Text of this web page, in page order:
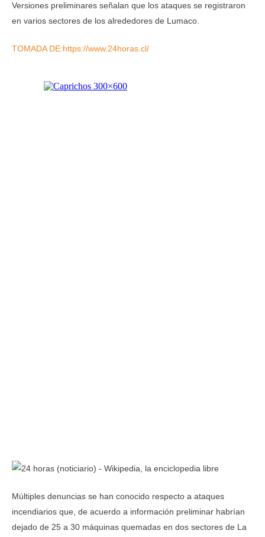
Versiones preliminares señalan que los ataques se registraron
en varios sectores de los alrededores de Lumaco.
TOMADA DE:https://www.24horas.cl/
Múltiples denuncias se han conocido respecto a ataques
incendiarios que, de acuerdo a información preliminar habrían
dejado de 25 a 30 máquinas quemadas en dos sectores de La